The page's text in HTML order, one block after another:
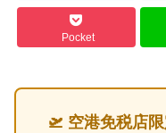
Pocket
🛫 空港免税店